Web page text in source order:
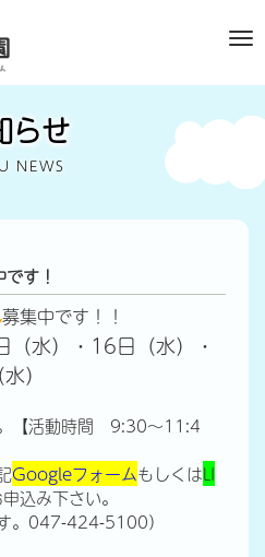
M
u
らせ
NEWS
す！
募集中です！！
水）・16日（水）・
）
【活動時間 9:30～11:4
GoogleフォームもしくはLI
込み下さい。
。047-424-5100）